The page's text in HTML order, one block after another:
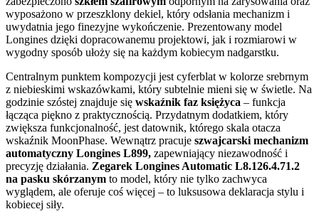
wyposażono w przeszklony dekiel, który odsłania mechanizm i
uwydatnia jego finezyjne wykończenie. Prezentowany model
Longines dzięki dopracowanemu projektowi, jak i rozmiarowi w
wygodny sposób ułoży się na każdym kobiecym nadgarstku.
Centralnym punktem kompozycji jest cyferblat w kolorze srebrnym
z niebieskimi wskazówkami, który subtelnie mieni się w świetle. Na
godzinie szóstej znajduje się wskaźnik faz księżyca – funkcja
łącząca piękno z praktycznością. Przydatnym dodatkiem, który
zwiększa funkcjonalność, jest datownik, którego skala otacza
wskaźnik MoonPhase. Wewnątrz pracuje szwajcarski mechanizm
automatyczny Longines L899, zapewniający niezawodność i
precyzję działania. Zegarek Longines Automatic L8.126.4.71.2
na pasku skórzanym to model, który nie tylko zachwyca
wyglądem, ale oferuje coś więcej – to luksusowa deklaracja stylu i
kobiecej siły.